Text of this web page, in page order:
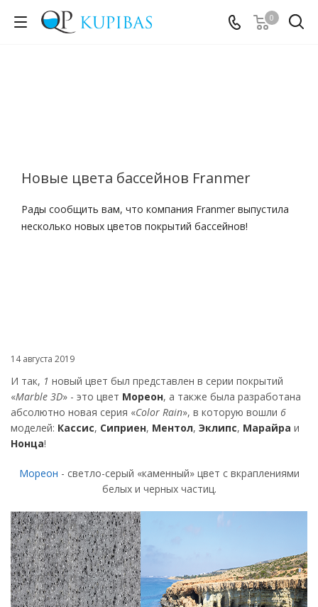
0
Новые цвета бассейнов Franmer
Рады сообщить вам, что компания Franmer выпустила
несколько новых цветов покрытий бассейнов!
14 августа 2019
И так, 1 новый цвет был представлен в серии покрытий
«Marble 3D» - это цвет Мореон, а также была разработана
абсолютно новая серия «Color Rain», в которую вошли 6
моделей: Кассис, Сиприен, Ментол, Эклипс, Марайра и
Нонца!
Мореон - светло-серый «каменный» цвет с вкраплениями
белых и черных частиц.